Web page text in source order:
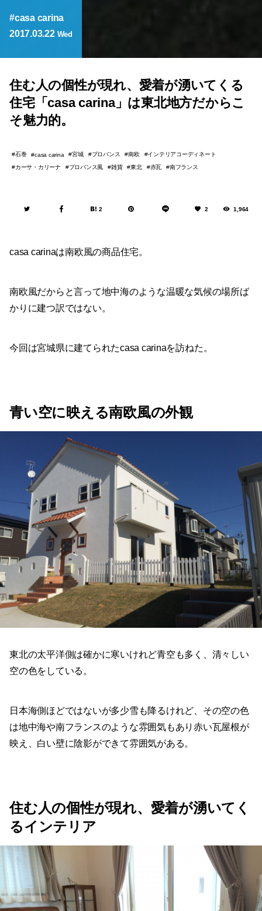
casa carina
2017.03.22 Wed
住む人の個性が現れ、愛着が湧いてくる
住宅「casa carina」は東北地方だからこ
そ魅力的。
石巻 casa carina 宮城 プロバンス 南欧
インテリアコーディネート
カーサ・カリーナ
プロバンス風 雑貨 東北 赤瓦 南フランス
2 2 1,964
casa carinaは南欧風の商品住宅。
南欧風だからと言って地中海のような温暖な気候の場所ば
かりに建つ訳ではない。
今回は宮城県に建てられたcasa carinaを訪ねた。
青い空に映える南欧風の外観
東北の太平洋側は確かに寒いけれど青空も多く、清々しい
空の色をしている。
日本海側ほどではないが多少雪も降るけれど、その空の色
は地中海や南フランスのような雰囲気もあり赤い瓦屋根が
映え、白い壁に陰影ができて雰囲気がある。
住む人の個性が現れ、愛着が湧いてく
るインテリア